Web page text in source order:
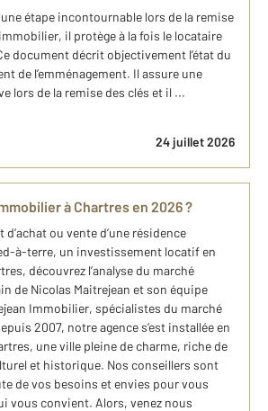
étape incontournable lors de la remise
il protège à la fois le locataire
document décrit objectivement l’état du
de l’emménagement. Il assure une
lors de la remise des clés et il ...
24 juillet 2026
à Chartres en 2026 ?
d’achat ou vente d’une résidence
à-terre, un investissement locatif en
découvrez l’analyse du marché
de Nicolas Maitrejean et son équipe
Immobilier, spécialistes du marché
2007, notre agence s’est installée en
une ville pleine de charme, riche de
et historique. Nos conseillers sont
de vos besoins et envies pour vous
vous convient. Alors, venez nous